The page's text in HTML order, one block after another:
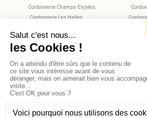
Cordonnerie Champs-Elysées
Cordonnerie Les Halles
Cordonnerie Plaisance
Cordonnerie
Cordonnerie Rueil-Malmaison
Cordonnerie Versailles
Bonjour, avez-